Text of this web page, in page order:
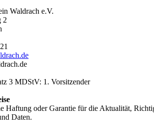
Waldrach e.V.
2
3 MDStV: 1. Vorsitzender
oder Garantie für die Aktualität,
Daten.